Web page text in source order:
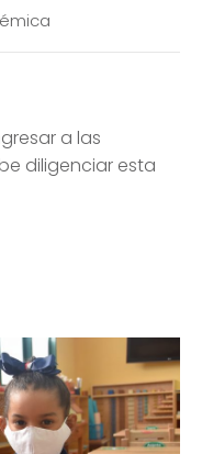
a las
diligenciar esta